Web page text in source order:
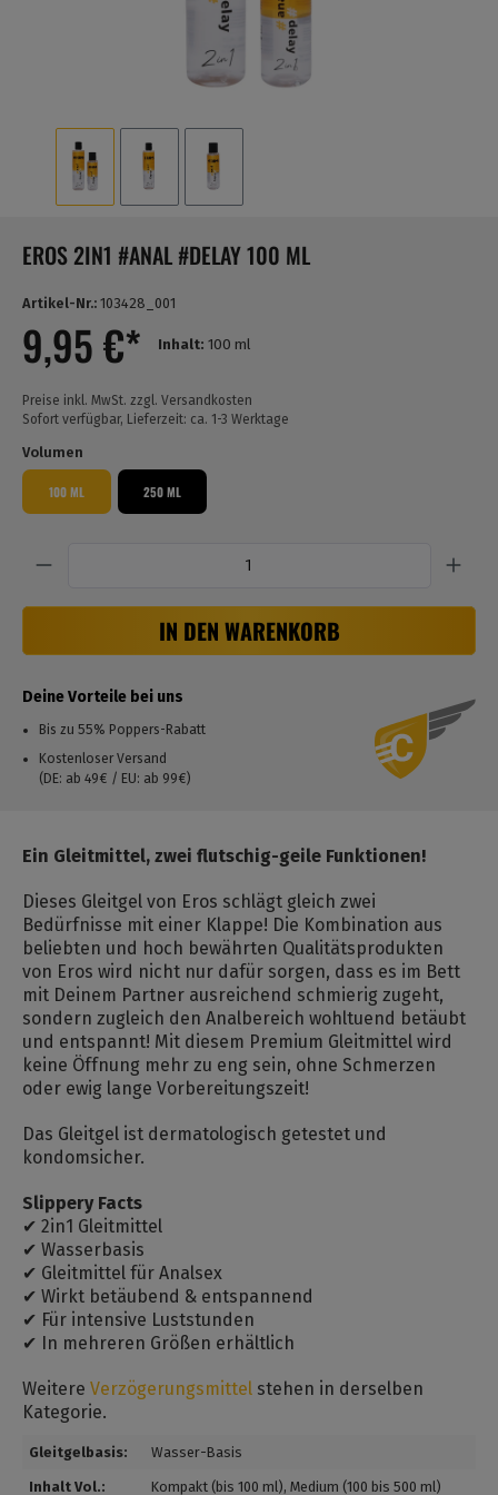
EROS 2IN1 #ANAL #DELAY 100 ML
Artikel-Nr.: 103428_001
9,95 €* Inhalt: 100 ml
Preise inkl. MwSt. zzgl. Versandkosten
Sofort verfügbar, Lieferzeit: ca. 1-3 Werktage
Volumen
100 ML 250 ML
IN DEN WARENKORB
Deine Vorteile bei uns
Bis zu 55% Poppers-Rabatt
Kostenloser Versand
(DE: ab 49€ / EU: ab 99€)
Ein Gleitmittel, zwei flutschig-geile Funktionen!
Dieses Gleitgel von Eros schlägt gleich zwei
Bedürfnisse mit einer Klappe! Die Kombination aus
beliebten und hoch bewährten Qualitätsprodukten
von Eros wird nicht nur dafür sorgen, dass es im Bett
mit Deinem Partner ausreichend schmierig zugeht,
sondern zugleich den Analbereich wohltuend betäubt
und entspannt! Mit diesem Premium Gleitmittel wird
keine Öffnung mehr zu eng sein, ohne Schmerzen
oder ewig lange Vorbereitungszeit!
Das Gleitgel ist dermatologisch getestet und
kondomsicher.
Slippery Facts
✔ 2in1 Gleitmittel
✔ Wasserbasis
✔ Gleitmittel für Analsex
✔ Wirkt betäubend & entspannend
✔ Für intensive Luststunden
✔ In mehreren Größen erhältlich
Weitere Verzögerungsmittel stehen in derselben
Kategorie.
Gleitgelbasis: Wasser-Basis
Inhalt Vol.: Kompakt (bis 100 ml), Medium (100 bis 500 ml)